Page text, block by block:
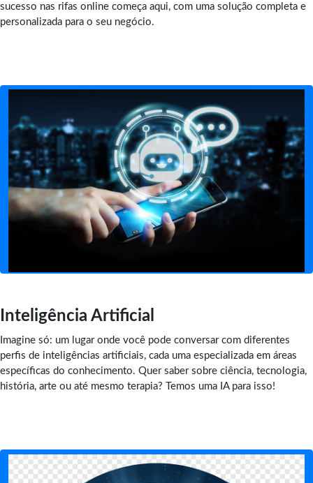
sucesso nas rifas online começa aqui, com uma solução completa e
personalizada para o seu negócio.
Inteligência Artificial
Imagine só: um lugar onde você pode conversar com diferentes
perfis de inteligências artificiais, cada uma especializada em áreas
específicas do conhecimento. Quer saber sobre ciência, tecnologia,
história, arte ou até mesmo terapia? Temos uma IA para isso!